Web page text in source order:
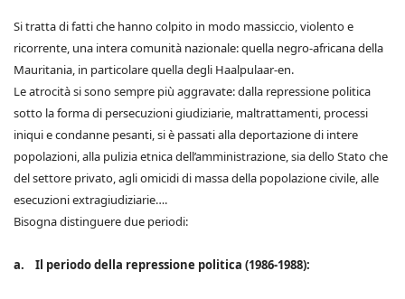
Si tratta di fatti che hanno colpito in modo massiccio, violento e
ricorrente, una intera comunità nazionale: quella negro-africana della
Mauritania, in particolare quella degli Haalpulaar-en.
Le atrocità si sono sempre più aggravate: dalla repressione politica
sotto la forma di persecuzioni giudiziarie, maltrattamenti, processi
iniqui e condanne pesanti, si è passati alla deportazione di intere
popolazioni, alla pulizia etnica dell’amministrazione, sia dello Stato che
del settore privato, agli omicidi di massa della popolazione civile, alle
esecuzioni extragiudiziarie….
Bisogna distinguere due periodi:
a. Il periodo della repressione politica (1986-1988):